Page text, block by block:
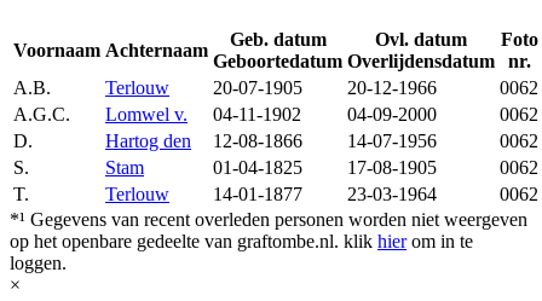
Voornaam Achternaam
Geb. datum
Geboortedatum
Ovl. datum
Overlijdensdatum
Foto
nr.
A.B.
Terlouw 20-07-1905 20-12-1966
0062
A.G.C.
Lomwel v. 04-11-1902 04-09-2000
0062
D.
Hartog den 12-08-1866 14-07-1956
0062
S.
Stam 01-04-1825 17-08-1905
0062
T.
Terlouw 14-01-1877 23-03-1964
0062
*¹ Gegevens van recent overleden personen worden niet weergeven
op het openbare gedeelte van graftombe.nl. klik hierom in te
loggen.
×